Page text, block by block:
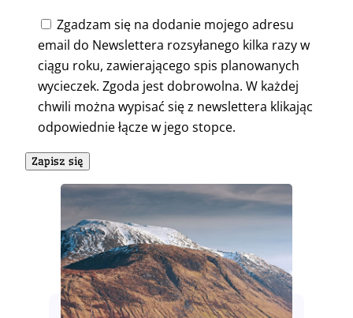
Zgadzam się na dodanie mojego adresu
email do Newslettera rozsyłanego kilka razy w
ciągu roku, zawierającego spis planowanych
wycieczek. Zgoda jest dobrowolna. W każdej
chwili można wypisać się z newslettera klikając
odpowiednie łącze w jego stopce.